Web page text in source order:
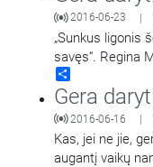
2016-06-23
„Sunkus ligonis
savęs“. Regina
Gailestingumo
Gera
2016-06-16
Kas, jei ne jie,
augantį vaikų